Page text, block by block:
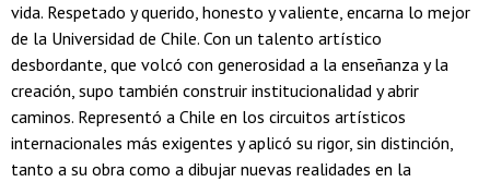
vida. Respetado y querido, honesto y valiente, encarna lo mejor
de la Universidad de Chile. Con un talento artístico
desbordante, que volcó con generosidad a la enseñanza y la
creación, supo también construir institucionalidad y abrir
caminos. Representó a Chile en los circuitos artísticos
internacionales más exigentes y aplicó su rigor, sin distinción,
tanto a su obra como a dibujar nuevas realidades en la